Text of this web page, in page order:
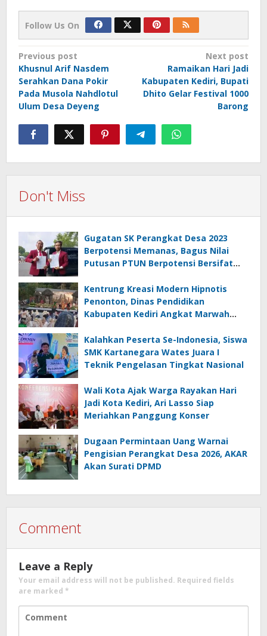
Follow Us On
Post
navigation
Previous post
Khusnul Arif Nasdem
Serahkan Dana Pokir
Pada Musola Nahdlotul
Ulum Desa Deyeng
Next post
Ramaikan Hari Jadi
Kabupaten Kediri, Bupati
Dhito Gelar Festival 1000
Barong
Don't Miss
Gugatan SK Perangkat Desa 2023
Berpotensi Memanas, Bagus Nilai
Putusan PTUN Berpotensi Bersifat
Kentrung Kreasi Modern Hipnotis
Penonton, Dinas Pendidikan
Kabupaten Kediri Angkat Marwah
Kalahkan Peserta Se-Indonesia, Siswa
SMK Kartanegara Wates Juara I
Teknik Pengelasan Tingkat Nasional
Wali Kota Ajak Warga Rayakan Hari
Jadi Kota Kediri, Ari Lasso Siap
Meriahkan Panggung Konser
Dugaan Permintaan Uang Warnai
Pengisian Perangkat Desa 2026, AKAR
Akan Surati DPMD
Comment
Leave a Reply
Your email address will not be published. Required fields
are marked *